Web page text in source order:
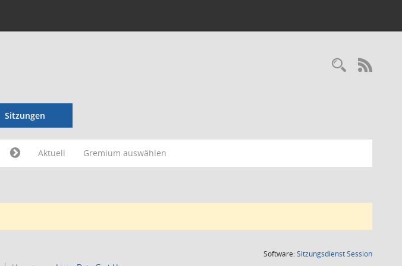
Sitzungen
Aktuell Gremium auswählen
Software:SitzungsdienstSession(Wird in